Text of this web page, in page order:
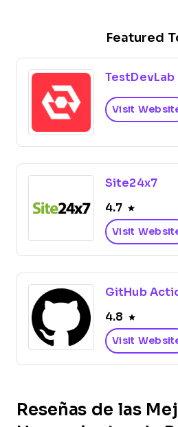
Featured
TestDevLab
Visit
Site24x7
4.7
Visit
GitHub
4.8
Visit
Reseñas de las